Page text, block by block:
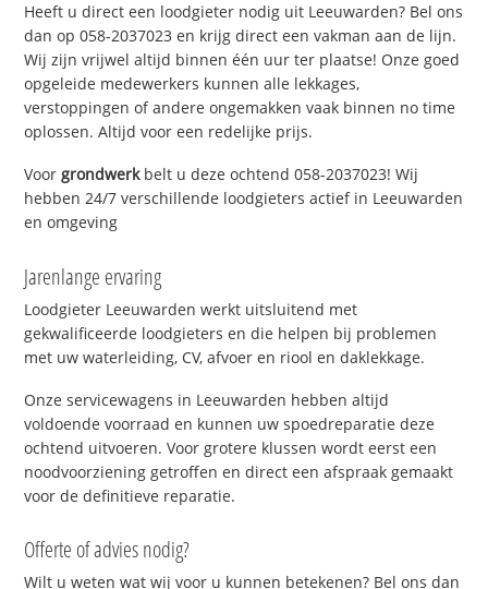
Heeft u direct een loodgieter nodig uit Leeuwarden? Bel ons
dan op 058-2037023 en krijg direct een vakman aan de lijn.
Wij zijn vrijwel altijd binnen één uur ter plaatse! Onze goed
opgeleide medewerkers kunnen alle lekkages,
verstoppingen of andere ongemakken vaak binnen no time
oplossen. Altijd voor een redelijke prijs.
Voorgrondwerkbelt u deze ochtend 058-2037023! Wij
hebben 24/7 verschillende loodgieters actief in Leeuwarden
en omgeving
Jarenlange ervaring
Loodgieter Leeuwarden werkt uitsluitend met
gekwalificeerde loodgieters en die helpen bij problemen
met uw waterleiding, CV, afvoer en riool en daklekkage.
Onze servicewagens in Leeuwarden hebben altijd
voldoende voorraad en kunnen uw spoedreparatie deze
ochtend uitvoeren. Voor grotere klussen wordt eerst een
noodvoorziening getroffen en direct een afspraak gemaakt
voor de definitieve reparatie.
Offerte of advies nodig?
Wilt u weten wat wij voor u kunnen betekenen? Bel ons dan